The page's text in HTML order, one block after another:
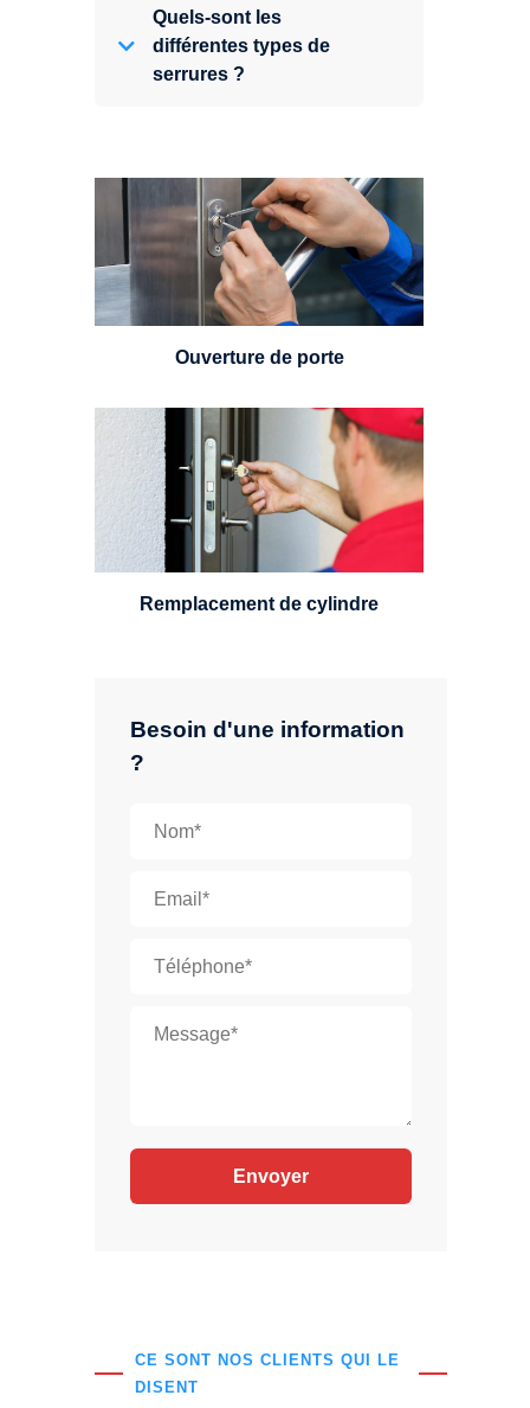
Besoin d'une information
?
CE SONT NOS CLIENTS QUI LE
DISENT
Quels-sont les
différentes types de
serrures ?
Vous avez perdu vos clés ou la
porte s'est refermée derrière vous
? Un serrurier est disponible
24h/7.
Ouverture de porte
Un serrurier sera en mesure de
choisir et remplacer un cylindre
standard, à 5 leviers ou à 3
leviers, Mul-T-Lock ou encore
multipoints.
Remplacement de cylindre